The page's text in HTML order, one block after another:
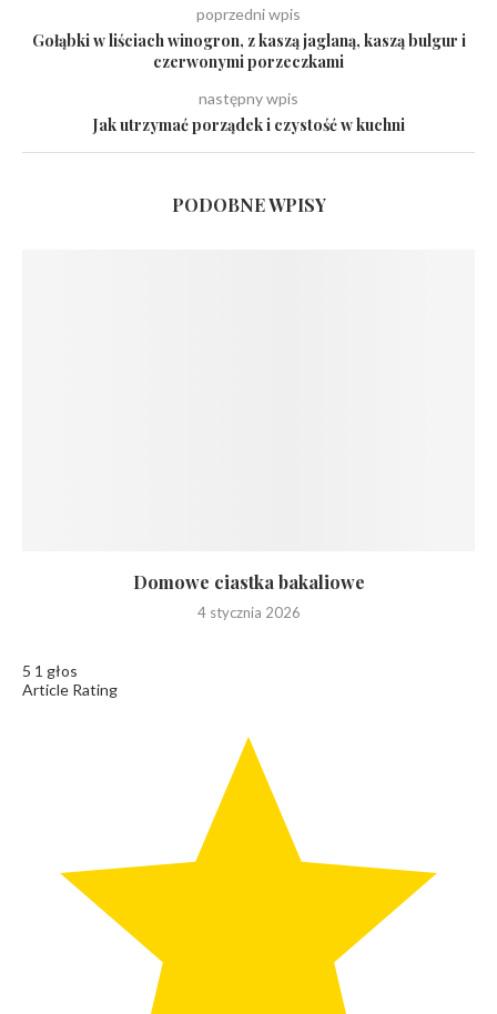
poprzedni wpis
Gołąbki w liściach winogron, z kaszą jaglaną, kaszą bulgur i
czerwonymi porzeczkami
następny wpis
Jak utrzymać porządek i czystość w kuchni
PODOBNE WPISY
Domowe ciastka bakaliowe
4 stycznia 2026
5 1 głos
Article Rating